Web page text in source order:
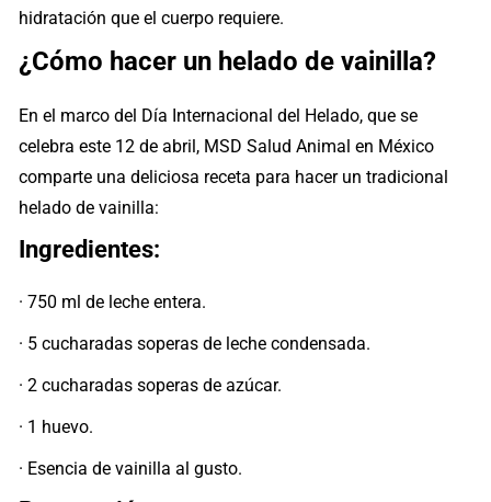
hidratación que el cuerpo requiere.
¿Cómo hacer un helado de vainilla?
En el marco del Día Internacional del Helado, que se
celebra este 12 de abril, MSD Salud Animal en México
comparte una deliciosa receta para hacer un tradicional
helado de vainilla:
Ingredientes:
· 750 ml de leche entera.
· 5 cucharadas soperas de leche condensada.
· 2 cucharadas soperas de azúcar.
· 1 huevo.
· Esencia de vainilla al gusto.